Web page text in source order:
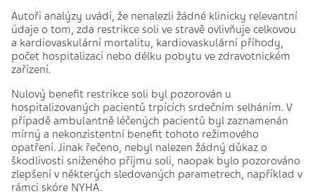
Autoři analýzy uvádí, že nenalezli žádné klinicky relevantní
údaje o tom, zda restrikce soli ve stravě ovlivňuje celkovou
a kardiovaskulární mortalitu, kardiovaskulární příhody,
počet hospitalizací nebo délku pobytu ve zdravotnickém
zařízení.
Nulový benefit restrikce soli byl pozorován u
hospitalizovaných pacientů trpících srdečním selháním. V
případě ambulantně léčených pacientů byl zaznamenán
mírný a nekonzistentní benefit tohoto režimového
opatření. Jinak řečeno, nebyl nalezen žádný důkaz o
škodlivosti sníženého příjmu soli, naopak bylo pozorováno
zlepšení v některých sledovaných parametrech, například v
rámci skóre NYHA.